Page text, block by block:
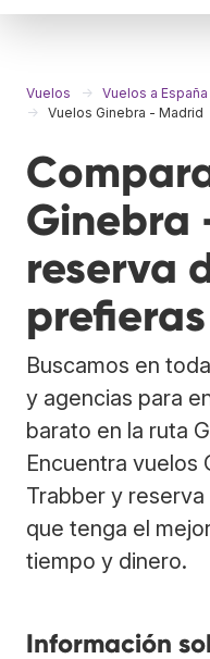
Vuelos Vuelos a España
Vuelos Ginebra - Madrid
Ginebra
reserva
prefieras
Buscamos en
y agencias para
barato en la ruta
Encuentra vuelos
Trabber y
que tenga el
tiempo y dinero.
Información